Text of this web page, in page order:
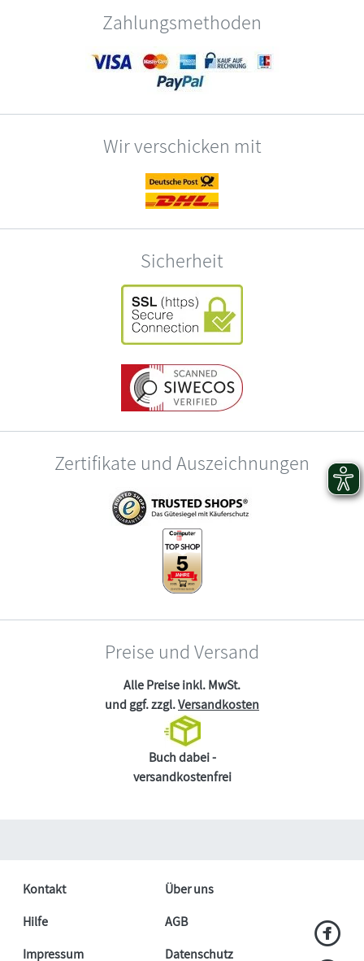
Zahlungsmethoden
Wir verschicken mit
Sicherheit
Zertifikate und Auszeichnungen
Preise und Versand
Alle Preise inkl. MwSt.
und ggf. zzgl.Versandkosten
Buch dabei -
versandkostenfrei
Kontakt
Über uns
Hilfe
AGB
Impressum
Datenschutz